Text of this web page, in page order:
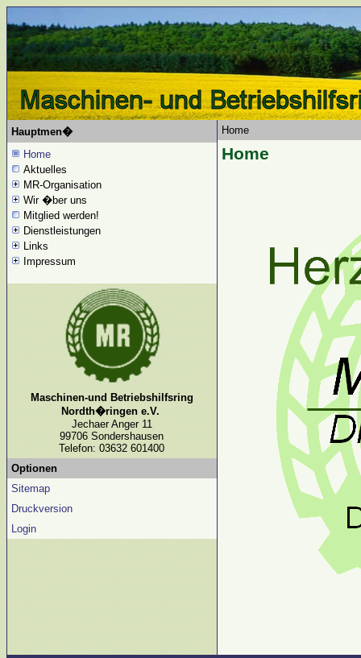
Hauptmen�
Home
Aktuelles
MR-Organisation
Wir �ber uns
Mitglied werden!
Dienstleistungen
Links
Impressum
Maschinen-und Betriebshilfsring
Nordth�ringen e.V.
Jechaer Anger 11
99706 Sondershausen
Telefon: 03632 601400
Optionen
Sitemap
Druckversion
Login
Home
Home